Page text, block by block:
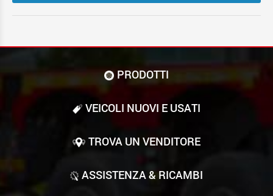
PRODOTTI
VEICOLI NUOVI E USATI
TROVA UN VENDITORE
ASSISTENZA & RICAMBI